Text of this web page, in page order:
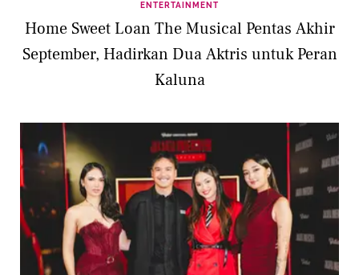
ENTERTAINMENT
Home Sweet Loan The Musical Pentas Akhir
September, Hadirkan Dua Aktris untuk Peran
Kaluna